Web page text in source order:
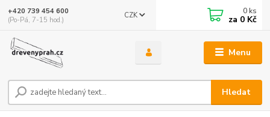
Menu
CZK
Hledat
+420 739 454 600
(Po-Pá, 7-15 hod.)
0 ks
za 0 Kč